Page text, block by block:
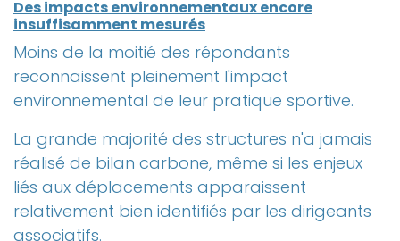
Des impacts environnementaux encore
insuffisamment mesurés
Moins de la moitié des répondants
reconnaissent pleinement l'impact
environnemental de leur pratique sportive.
La grande majorité des structures n'a jamais
réalisé de bilan carbone, même si les enjeux
liés aux déplacements apparaissent
relativement bien identifiés par les dirigeants
associatifs.